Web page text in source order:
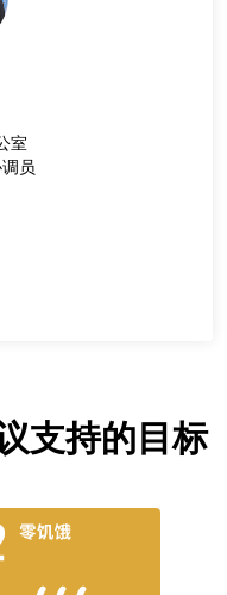
室
员
支持的目标